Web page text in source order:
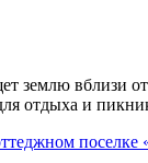
землю
отдыха и
поселке